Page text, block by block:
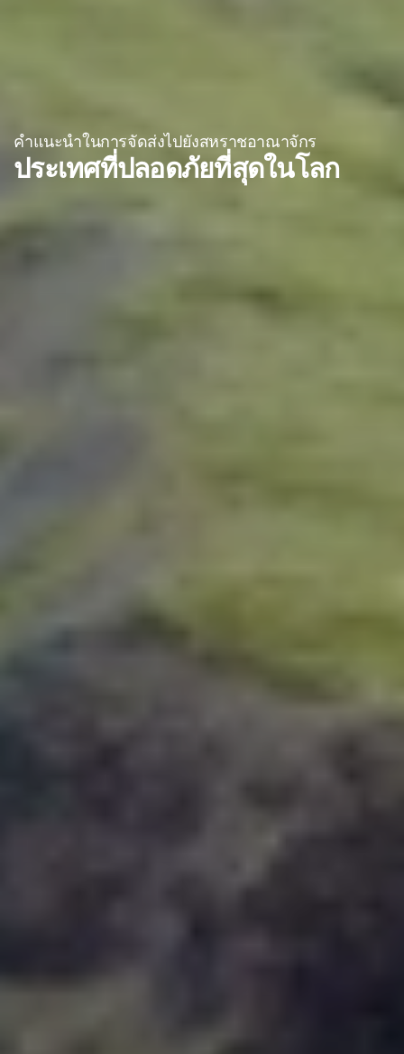
คำแนะนำในการจัดส่งไปยังสหราชอาณาจักร
ประเทศที่ปลอดภัยที่สุดในโลก